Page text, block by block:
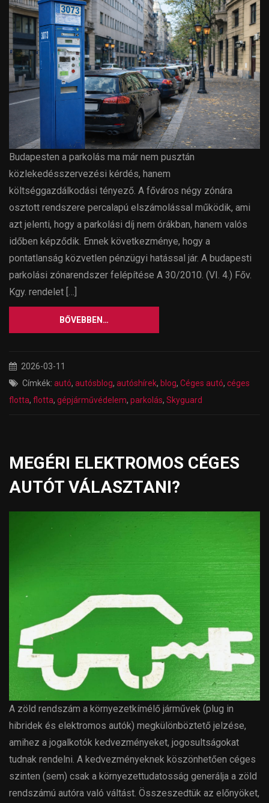
Budapesten a parkolás ma már nem pusztán
közlekedésszervezési kérdés, hanem
költséggazdálkodási tényező. A főváros négy zónára
osztott rendszere percalapú elszámolással működik, ami
azt jelenti, hogy a parkolási díj nem órákban, hanem valós
időben képződik. Ennek következménye, hogy a
pontatlanság közvetlen pénzügyi hatással jár. A budapesti
parkolási zónarendszer felépítése A 30/2010. (VI. 4.) Főv.
Kgy. rendelet […]
BŐVEBBEN…
2026-03-11
Címkék: autó, autósblog, autóshírek, blog, Céges autó, céges
flotta, flotta, gépjárművédelem, parkolás, Skyguard
MEGÉRI ELEKTROMOS CÉGES
AUTÓT VÁLASZTANI?
A zöld rendszám a környezetkímélő járművek (plug in
hibridek és elektromos autók) megkülönböztető jelzése,
amihez a jogalkotók kedvezményeket, jogosultságokat
tudnak rendelni. A kedvezményeknek köszönhetően céges
szinten (sem) csak a környezettudatosság generálja a zöld
rendszámú autóra való váltást. Összeszedtük az előnyöket,